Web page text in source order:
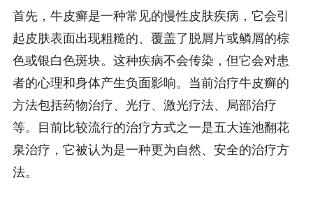
首先，牛皮癣是一种常见的慢性皮肤疾病，它会引
起皮肤表面出现粗糙的、覆盖了脱屑片或鳞屑的棕
色或银白色斑块。这种疾病不会传染，但它会对患
者的心理和身体产生负面影响。当前治疗牛皮癣的
方法包括药物治疗、光疗、激光疗法、局部治疗
等。目前比较流行的治疗方式之一是五大连池翻花
泉治疗，它被认为是一种更为自然、安全的治疗方
法。